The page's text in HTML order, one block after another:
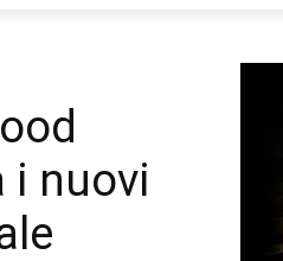
i nuovi